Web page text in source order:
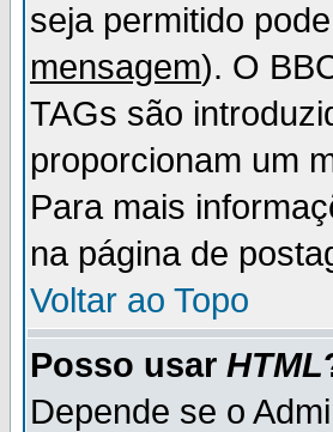
seja permitido
mensagem). O
TAGs são
proporcionam um
Para mais
na página de
Voltar ao Topo
Posso usar HTML
Depende se o